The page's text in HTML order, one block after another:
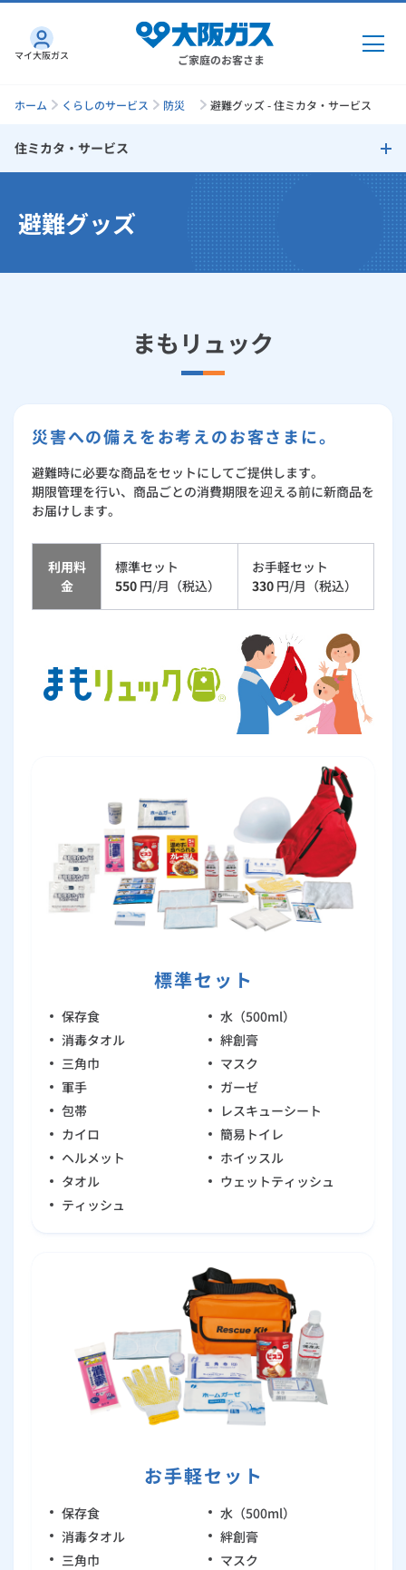
ご家庭のお客さま
ガス・電気 トップ
一般料金
「大阪ガスの都市ガス」への切り替えについて
「大阪ガスの電気」が選ばれる理由
電気料金メニュー
太陽光発電余剰電力買取サービス
まとめプラン紹介
ガスと電気の 使用開始 の申込
ガスと電気の使用中止の申込
インターネット
さすガねっとのメリット
工事・開通までの流れ
通信速度測定
まとめプラン紹介
インターネットのお申込み
トップ
キッチン
ガスコンロ
ガス炊飯器
ガスオーブン
食器洗い乾燥機
バス・洗面
ガス給湯器
ガス温水浴室暖房乾燥機
「カワック・ミストカワック」
リビング・空調
ガスファンヒーター
取替用ガスコンセント
ルームエアコン
発電・省エネ
太陽光発電
エコキュート
ぴこぴこ・スマぴこ・けむぴこ
修理
故障診断
エラーコード診断
取扱説明書を探す
定額サービス
らく得リース
らく得保証
機器・修理お申込み
くらしのサービス
くらしのサービストップ
リフォーム・リノベーション
リフォーム・リノベーショントップ
住ミカタ・リフォーム
リノベーション「マイリノ」
安心・安全
住ミカタ・サービス
ホームセキュリティ
便利・おトク
スマイLINK
めちゃとクーポン
ハウスクリーニング
お手続き・サポート
お客さまサポート
お引越しの手続き
ショールーム Daigasコラム
マイ大阪ガス
ホーム くらしのサービス 防災 避難グッズ - 住ミカタ・サービス
住ミカタ・サービス
パソコン・IoT機器トラブル対応（通信駆けつけサービス）
ダスキン 暮らし応援メニュー
住ミカタ・プラス
住ミカタ・プラス お手入れサービスに関する注意事項
住ミカタ・プラス ガス機器チェックに関する注意事項
避難グッズ
ご利用規約
避難グッズ
まもリュック
災害への備えをお考えのお客さまに。
避難時に必要な商品をセットにしてご提供します。
期限管理を行い、商品ごとの消費期限を迎える前に新商品を
お届けします。
利用料
金
標準セット
550 円/月（税込）
お手軽セット
330 円/月（税込）
標準セット
保存食
消毒タオル
三角巾
軍手
包帯
カイロ
ヘルメット
タオル
ティッシュ
水（500ml）
絆創膏
マスク
ガーゼ
レスキューシート
簡易トイレ
ホイッスル
ウェットティッシュ
お手軽セット
保存食
消毒タオル
三角巾
水（500ml）
絆創膏
マスク